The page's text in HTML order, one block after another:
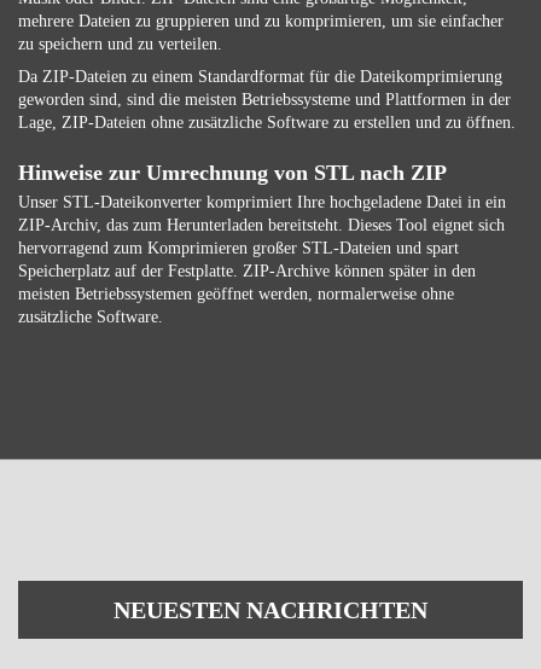
mehrere Dateien zu gruppieren und zu komprimieren, um sie einfacher
zu speichern und zu verteilen.
Da ZIP-Dateien zu einem Standardformat für die Dateikomprimierung
geworden sind, sind die meisten Betriebssysteme und Plattformen in der
Lage, ZIP-Dateien ohne zusätzliche Software zu erstellen und zu öffnen.
Hinweise zur Umrechnung von STL nach ZIP
Unser STL-Dateikonverter komprimiert Ihre hochgeladene Datei in ein
ZIP-Archiv, das zum Herunterladen bereitsteht. Dieses Tool eignet sich
hervorragend zum Komprimieren großer STL-Dateien und spart
Speicherplatz auf der Festplatte. ZIP-Archive können später in den
meisten Betriebssystemen geöffnet werden, normalerweise ohne
zusätzliche Software.
NEUESTEN NACHRICHTEN